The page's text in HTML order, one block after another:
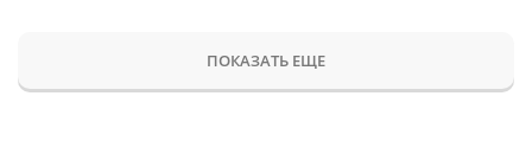
ПОКАЗАТЬ ЕЩЕ